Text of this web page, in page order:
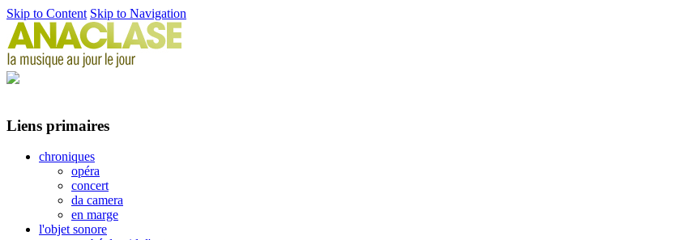
Skip to Content Skip to Navigation
Liens primaires
chroniques
opéra
concert
da camera
en marge
l'objet sonore